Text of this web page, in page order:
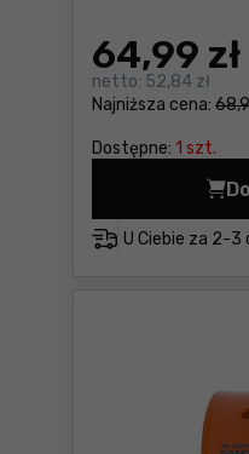
Najniższa cena:
64,99 zł
netto: 52,84 zł
Dostępne: 1 szt.
U Ciebie za 2-3